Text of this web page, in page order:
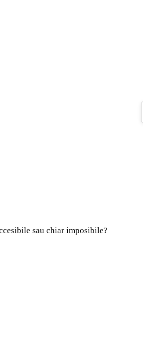
sau chiar imposibile?